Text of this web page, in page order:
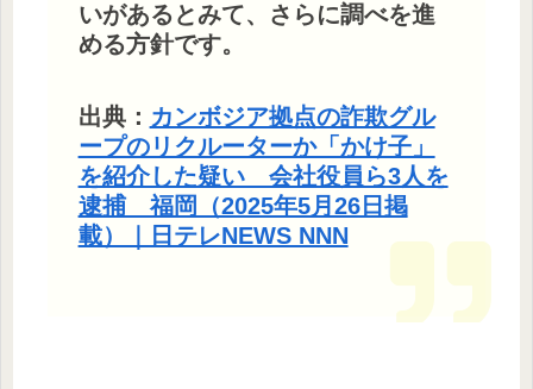
いがあるとみて、さらに調べを進
める方針です。
出典： カンボジア拠点の詐欺グル
ープのリクルーターか「かけ子」
を紹介した疑い 会社役員ら3人を
逮捕 福岡（2025年5月26日掲
載）｜日テレNEWS NNN